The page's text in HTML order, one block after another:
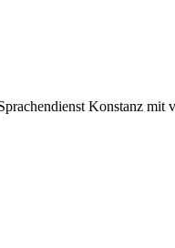
Konstanz mit